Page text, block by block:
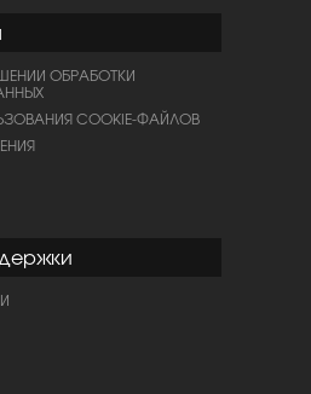
ОБРАБОТКИ
COOKIE-ФАЙЛОВ